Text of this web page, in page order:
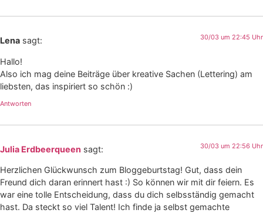
Lena sagt: 30/03 um 22:45 Uhr
Hallo!
Also ich mag deine Beiträge über kreative Sachen (Lettering) am
liebsten, das inspiriert so schön :)
Antworten
Julia Erdbeerqueen sagt: 30/03 um 22:56 Uhr
Herzlichen Glückwunsch zum Bloggeburtstag! Gut, dass dein
Freund dich daran erinnert hast :) So können wir mit dir feiern. Es
war eine tolle Entscheidung, dass du dich selbsständig gemacht
hast. Da steckt so viel Talent! Ich finde ja selbst gemachte